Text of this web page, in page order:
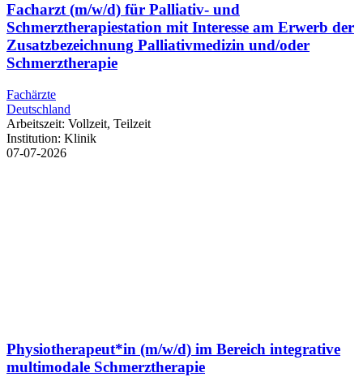
Facharzt (m/w/d) für Palliativ- und
Schmerztherapiestation mit Interesse am Erwerb der
Zusatzbezeichnung Palliativmedizin und/oder
Schmerztherapie
Fachärzte
Deutschland
Arbeitszeit: Vollzeit, Teilzeit
Institution: Klinik
07-07-2026
Physiotherapeut*in (m/w/d) im Bereich integrative
multimodale Schmerztherapie